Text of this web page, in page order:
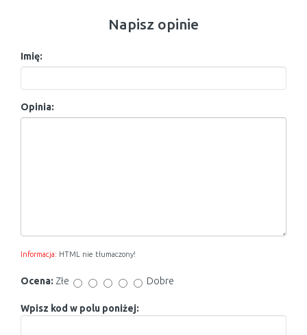
Napisz opinie
Imię:
Opinia:
Informacja: HTML nie tłumaczony!
Ocena: Złe Dobre
Wpisz kod w polu poniżej: